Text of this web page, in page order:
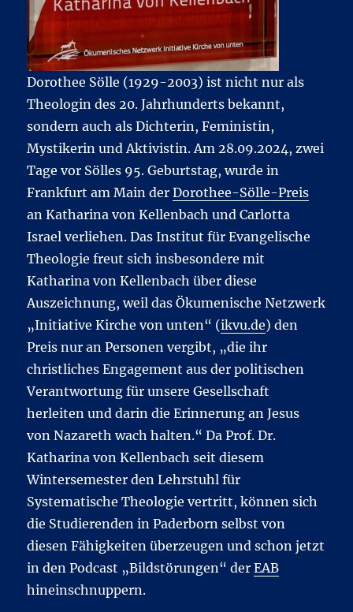
Dorothee Sölle (1929-2003) ist nicht nur als
Theologin des 20. Jahrhunderts bekannt,
sondern auch als Dichterin, Feministin,
Mystikerin und Aktivistin. Am 28.09.2024, zwei
Tage vor Sölles 95. Geburtstag, wurde in
Frankfurt am Main derDorothee-Sölle-Preis
an Katharina von Kellenbach und Carlotta
Israel verliehen. Das Institut für Evangelische
Theologie freut sich insbesondere mit
Katharina von Kellenbach über diese
Auszeichnung, weil das Ökumenische Netzwerk
„Initiative Kirche von unten“ (ikvu.de) den
Preis nur an Personen vergibt, „die ihr
christliches Engagement aus der politischen
Verantwortung für unsere Gesellschaft
herleiten und darin die Erinnerung an Jesus
von Nazareth wach halten.“ Da Prof. Dr.
Katharina von Kellenbach seit diesem
Wintersemester den Lehrstuhl für
Systematische Theologie vertritt, können sich
die Studierenden in Paderborn selbst von
diesen Fähigkeiten überzeugen und schon jetzt
in den Podcast „Bildstörungen“ derEAB
hineinschnuppern.